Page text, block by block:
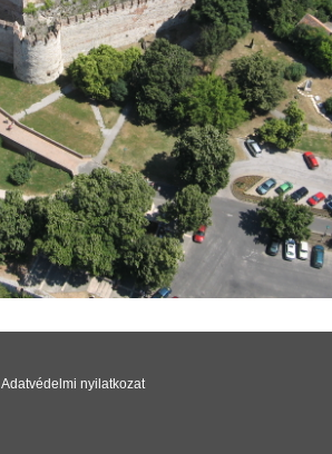
Adatvédelmi nyilatkozat